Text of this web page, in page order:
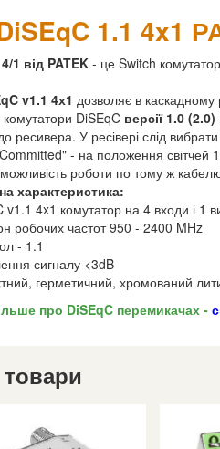
1.1 4x1
1 від PATEK- це Switch
v1.1 4х1 дозволяє в
комутатори DiSEqC версії 1.0 (2.0)
ресивера. У ресівері слід
- на положення світчей
можливість роботи по тому ж
характеристика:
v1.1 4x1 комутатор на 4 входи і 1
робочих частот 950 - 2400 MHz
- 1.1
сигналу <3dB
герметичний, хромований
про DiSEqC перемикачах -